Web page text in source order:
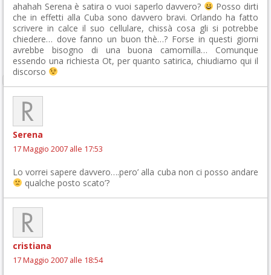
ahahah Serena è satira o vuoi saperlo davvero?
Posso dirti
che in effetti alla Cuba sono davvero bravi. Orlando ha fatto
scrivere in calce il suo cellulare, chissà cosa gli si potrebbe
chiedere… dove fanno un buon thè…? Forse in questi giorni
avrebbe bisogno di una buona camomilla… Comunque
essendo una richiesta Ot, per quanto satirica, chiudiamo qui il
discorso
Serena
17 Maggio 2007 alle 17:53
Lo vorrei sapere davvero….pero’ alla cuba non ci posso andare
qualche posto scato’?
cristiana
17 Maggio 2007 alle 18:54